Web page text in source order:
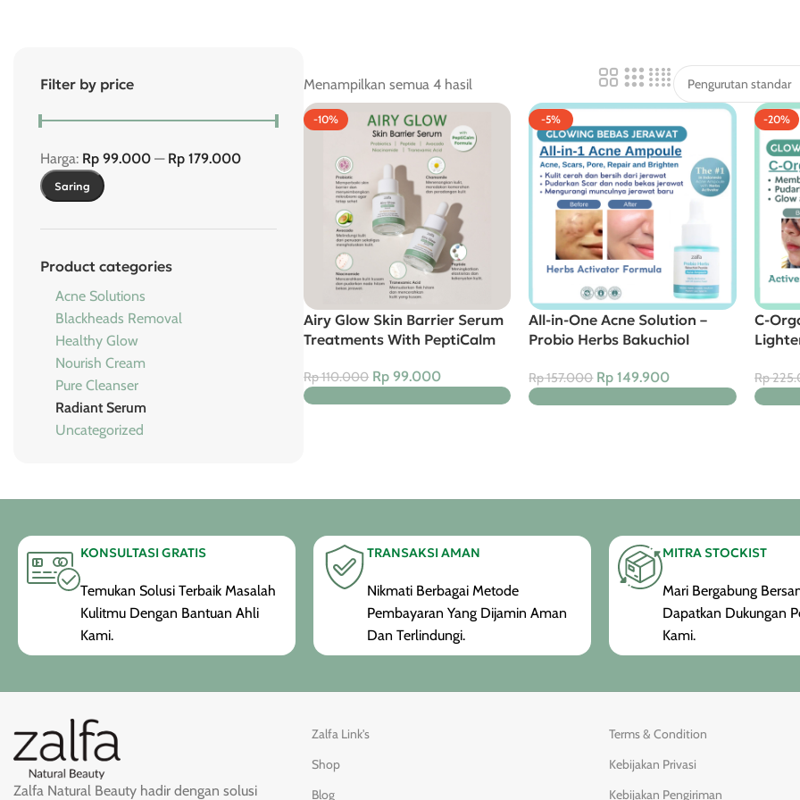
Filter by price
Saring
Harga: Rp 99.000 — Rp 179.000
Product categories
Acne Solutions
Blackheads Removal
Healthy Glow
Nourish Cream
Pure Cleanser
Radiant Serum
Uncategorized
Menampilkan semua 4 hasil
-10%
Airy Glow Skin Barrier Serum
Treatments With PeptiCalm
Rp110.000 Rp 99.000
-5%
All-in-One Acne Solution –
Probio Herbs Bakuchiol
Rp157.000 Rp 149.900
-20%
C-
Rp
KONSULTASI GRATIS
Temukan Solusi Terbaik Masalah
Kulitmu Dengan Bantuan Ahli
Kami.
TRANSAKSI AMAN
Nikmati Berbagai Metode
Pembayaran Yang Dijamin Aman
Dan Terlindungi.
MITRA STOCKIST
Mari Bergabung
Dapatkan Dukungan
Kami.
Zalfa Natural Beauty hadir dengan solusi
Zalfa Link's
Shop
Blog
Terms & Condition
Kebijakan Privasi
Kebijakan Pengiriman